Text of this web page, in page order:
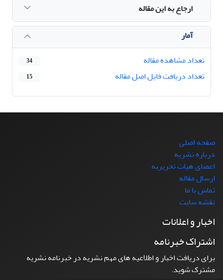
ارجاع به این مقاله
آمار
تعداد مشاهده مقاله
34
تعداد دریافت فایل اصل مقاله 15
صفحه اصلی
درباره نشریه
اعضای هیات تحریریه
ارسال مقاله
تماس با ما
نقشه سایت
اخبار و اعلانات
اشتراک خبرنامه
برای دریافت اخبار و اطلاعیه های مهم نشریه در خبرنامه نشریه
مشترک شوید.